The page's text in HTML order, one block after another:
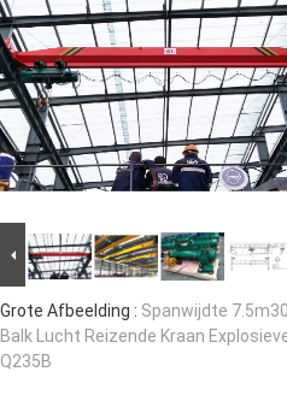
Grote Afbeelding : Spanwijdte
Balk Lucht Reizende Kraan
Q235B